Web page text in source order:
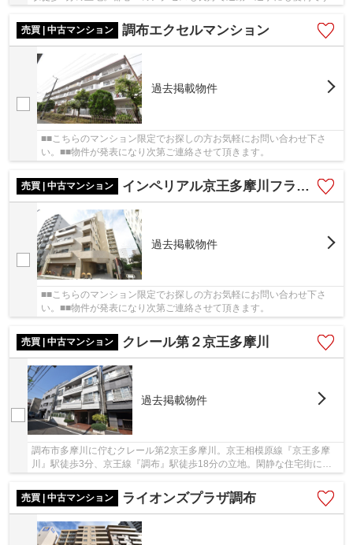
売買 | 中古マンション
調布エクセルマンション
過去掲載物件
■■こちらのマンション限定でお探しの方お気軽にお問い合わせ下さ
い。■■物件が発表になり次第ご連絡させて頂きます。
売買 | 中古マンション インペリアル京王多摩川フラット
過去掲載物件
■■こちらのマンション限定でお探しの方お気軽にお問い合わせ下さ
い。■■物件が発表になり次第ご連絡させて頂きます。
売買 | 中古マンション クレール第２京王多摩川
過去掲載物件
調布市多摩川に佇むクレール第2京王多摩川。京王相模原線『京王多摩
川』駅徒歩3分、京王線『調布』駅徒歩18分の立地。閑静な住宅街に近
売買 | 中古マンション
ライオンズプラザ調布